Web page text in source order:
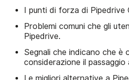
I punti di forza di Pipedrive
Problemi comuni che gli
Pipedrive.
Segnali che indicano che è
considerazione il passaggio